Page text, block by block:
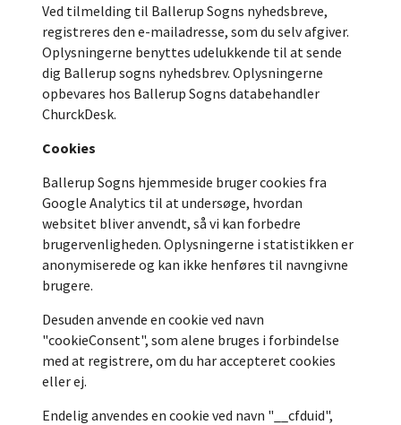
Ved tilmelding til Ballerup Sogns nyhedsbreve,
registreres den e-mailadresse, som du selv afgiver.
Oplysningerne benyttes udelukkende til at sende
dig Ballerup sogns nyhedsbrev. Oplysningerne
opbevares hos Ballerup Sogns databehandler
ChurckDesk.
Cookies
Ballerup Sogns hjemmeside bruger cookies fra
Google Analytics til at undersøge, hvordan
websitet bliver anvendt, så vi kan forbedre
brugervenligheden. Oplysningerne i statistikken er
anonymiserede og kan ikke henføres til navngivne
brugere.
Desuden anvende en cookie ved navn
"cookieConsent", som alene bruges i forbindelse
med at registrere, om du har accepteret cookies
eller ej.
Endelig anvendes en cookie ved navn "__cfduid",